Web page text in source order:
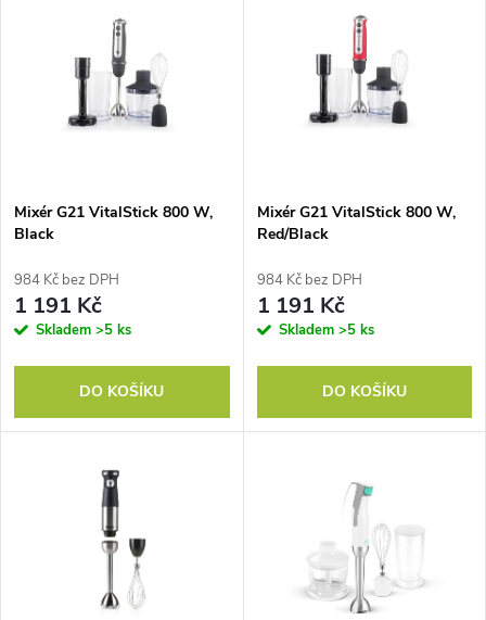
p
r
o
u
Nejprodávanější
Abecedně
s
p
r
o
d
Mixér G21 VitalStick 800 W,
Black
984 Kč bez DPH
1 191 Kč
Skladem >5 ks
DO KOŠÍKU
Mixér G21 VitalStick 800 W,
Red/Black
984 Kč bez DPH
1 191 Kč
Skladem >5 ks
DO KOŠÍKU